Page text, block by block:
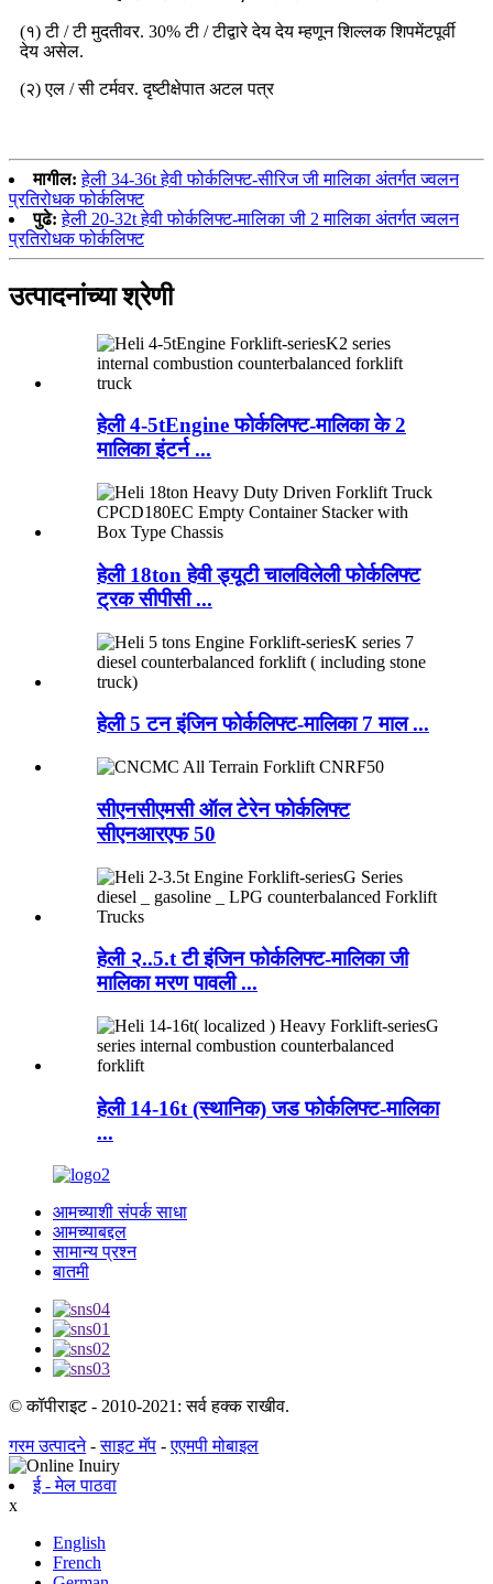
(१) टी / टी मुदतीवर. 30% टी / टीद्वारे देय देय म्हणून शिल्लक शिपमेंटपूर्वी
देय असेल.
(२) एल / सी टर्मवर. दृष्टीक्षेपात अटल पत्र
मागील: हेली 34-36t हेवी फोर्कलिफ्ट-सीरिज जी मालिका अंतर्गत ज्वलन
प्रतिरोधक फोर्कलिफ्ट
पुढे: हेली 20-32t हेवी फोर्कलिफ्ट-मालिका जी 2 मालिका अंतर्गत ज्वलन
प्रतिरोधक फोर्कलिफ्ट
उत्पादनांच्या श्रेणी
हेली 4-5tEngine फोर्कलिफ्ट-मालिका के 2
मालिका इंटर्न ...
हेली 18ton हेवी ड्यूटी चालविलेली फोर्कलिफ्ट
ट्रक सीपीसी ...
हेली 5 टन इंजिन फोर्कलिफ्ट-मालिका 7 माल ...
सीएनसीएमसी ऑल टेरेन फोर्कलिफ्ट
सीएनआरएफ 50
हेली २..5.t टी इंजिन फोर्कलिफ्ट-मालिका जी
मालिका मरण पावली ...
हेली 14-16t (स्थानिक) जड फोर्कलिफ्ट-मालिका
...
आमच्याशी संपर्क साधा
आमच्याबद्दल
सामान्य प्रश्न
बातमी
© कॉपीराइट - 2010-2021: सर्व हक्क राखीव.
गरम उत्पादने-साइट मॅप -एएमपी मोबाइल
ई - मेल पाठवा
x
English
French